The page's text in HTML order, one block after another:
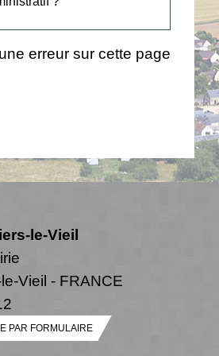
erreur sur cette page
le-Vieil
Vieil - FRANCE
PAR FORMULAIRE